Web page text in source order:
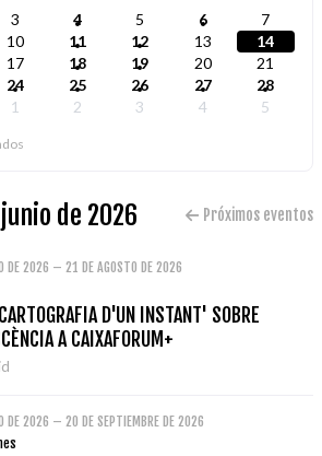
3 4 5 6
7
10 11 12 13
14
17 18 19 20
21
24 25 26 27
28
1 2 3 4 5
de 2026 Próximos eventos
DE 2026 – 21 DE AGOSTO DE 2026
D'UN INSTANT' SOBRE
A CAIXAFORUM+
DE 2026 – 20 DE SEPTIEMBRE DE 2026